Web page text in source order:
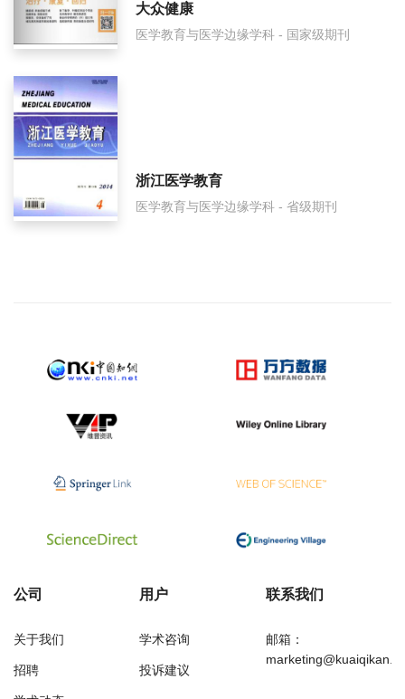
大众健康
医学教育与医学边缘学科 - 国家级期刊
浙江医学教育
医学教育与医学边缘学科 - 省级期刊
公司
关于我们
招聘
用户
学术咨询
投诉建议
联系我们
邮箱：